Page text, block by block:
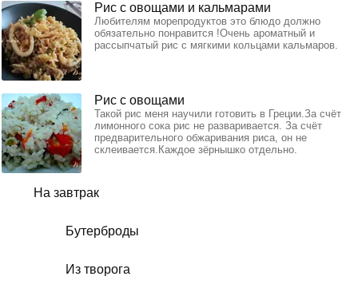
На завтрак
Бутерброды
Из творога
Рис с овощами и кальмарами
Любителям морепродуктов это блюдо должно
обязательно понравится !Очень ароматный и
рассыпчатый рис с мягкими кольцами кальмаров.
Рис с овощами
Такой рис меня научили готовить в Греции.За счёт
лимонного сока рис не разваривается. За счёт
предварительного обжаривания риса, он не
склеивается.Каждое зёрнышко отдельно.